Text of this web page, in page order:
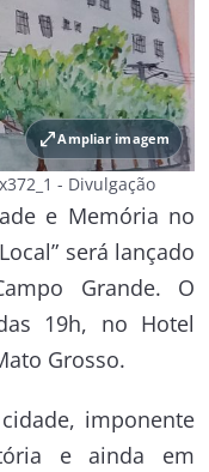
open_in_fullAmpliar imagem
- Divulgação
e Memória no
será lançado
Grande. O
19h, no Hotel
Grosso.
imponente
e ainda em